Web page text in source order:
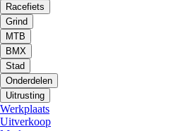
Racefiets
Grind
MTB
BMX
Stad
Onderdelen
Uitrusting
Werkplaats
Uitverkoop